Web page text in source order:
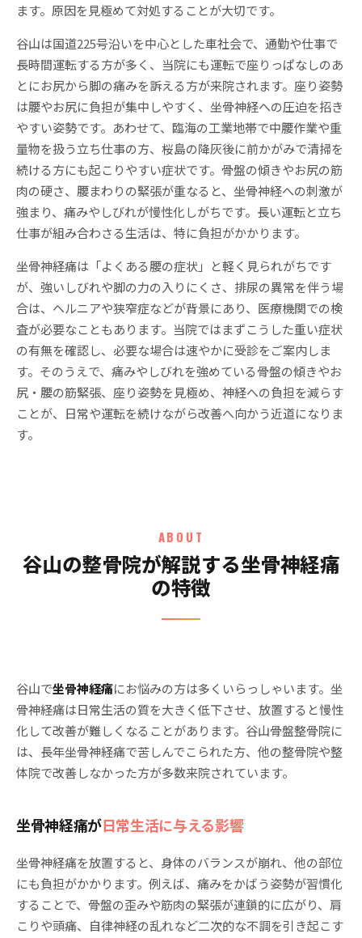
ます。原因を見極めて対処することが大切です。
谷山は国道225号沿いを中心とした車社会で、通勤や仕事で
長時間運転する方が多く、当院にも運転で座りっぱなしのあ
とにお尻から脚の痛みを訴える方が来院されます。座り姿勢
は腰やお尻に負担が集中しやすく、坐骨神経への圧迫を招き
やすい姿勢です。あわせて、臨海の工業地帯で中腰作業や重
量物を扱う立ち仕事の方、桜島の降灰後に前かがみで清掃を
続ける方にも起こりやすい症状です。骨盤の傾きやお尻の筋
肉の硬さ、腰まわりの緊張が重なると、坐骨神経への刺激が
強まり、痛みやしびれが慢性化しがちです。長い運転と立ち
仕事が組み合わさる生活は、特に負担がかかります。
坐骨神経痛は「よくある腰の症状」と軽く見られがちです
が、強いしびれや脚の力の入りにくさ、排尿の異常を伴う場
合は、ヘルニアや狭窄症などが背景にあり、医療機関での検
査が必要なこともあります。当院ではまずこうした重い症状
の有無を確認し、必要な場合は速やかに受診をご案内しま
す。そのうえで、痛みやしびれを強めている骨盤の傾きやお
尻・腰の筋緊張、座り姿勢を見極め、神経への負担を減らす
ことが、日常や運転を続けながら改善へ向かう近道になりま
す。
ABOUT
谷山の整骨院が解説する坐骨神経痛
の特徴
谷山で坐骨神経痛にお悩みの方は多くいらっしゃいます。坐
骨神経痛は日常生活の質を大きく低下させ、放置すると慢性
化して改善が難しくなることがあります。谷山骨盤整骨院に
は、長年坐骨神経痛で苦しんでこられた方、他の整骨院や整
体院で改善しなかった方が多数来院されています。
坐骨神経痛が日常生活に与える影響
坐骨神経痛を放置すると、身体のバランスが崩れ、他の部位
にも負担がかかります。例えば、痛みをかばう姿勢が習慣化
することで、骨盤の歪みや筋肉の緊張が連鎖的に広がり、肩
こりや頭痛、自律神経の乱れなど二次的な不調を引き起こす